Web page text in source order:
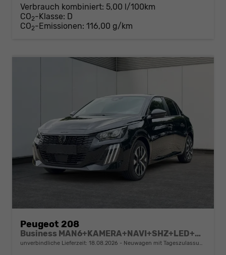
Verbrauch kombiniert: 5,00 l/100km
CO2-Klasse: D
CO2-Emissionen: 116,00 g/km
Peugeot 208
Business MAN6+KAMERA+NAVI+SHZ+LED+PDC+TEMPOMAT
unverbindliche Lieferzeit: 18.08.2026 Neuwagen mit Tageszulassung